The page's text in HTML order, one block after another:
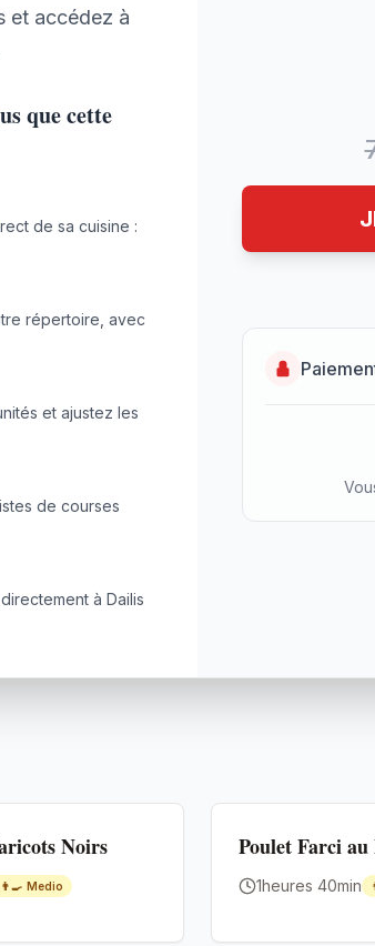
et accédez à
que cette
de sa cuisine :
répertoire, avec
et ajustez les
de courses
à Dailis
Noirs
Medio
Poulet Farci
1heures 40min